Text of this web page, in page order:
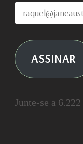
ASSINAR
Junte-se a